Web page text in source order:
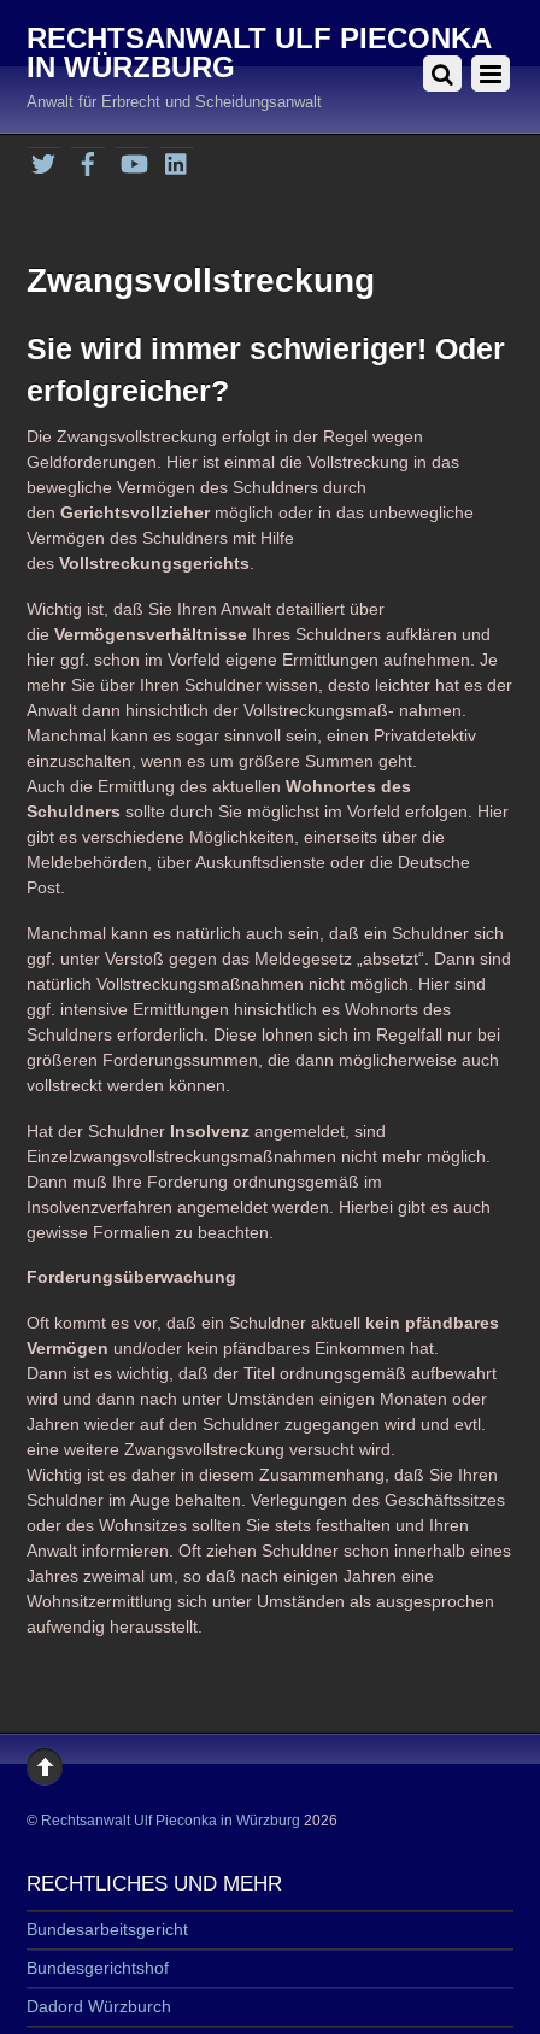
RECHTSANWALT ULF PIECONKA
IN WÜRZBURG
Anwalt für Erbrecht und Scheidungsanwalt
Twitter FacebookYouTube
Zwangsvollstreckung
Sie wird immer schwieriger! Oder
erfolgreicher?
Die Zwangsvollstreckung erfolgt in der Regel wegen
Geldforderungen. Hier ist einmal die Vollstreckung in das
bewegliche Vermögen des Schuldners durch
denGerichtsvollziehermöglich oder in das unbewegliche
Vermögen des Schuldners mit Hilfe
desVollstreckungsgerichts.
Wichtig ist, daß Sie Ihren Anwalt detailliert über
dieVermögensverhältnisse Ihres Schuldners aufklären und
hier ggf. schon im Vorfeld eigene Ermittlungen aufnehmen. Je
mehr Sie über Ihren Schuldner wissen, desto leichter hat es der
Anwalt dann hinsichtlich der Vollstreckungsmaß- nahmen.
Manchmal kann es sogar sinnvoll sein, einen Privatdetektiv
einzuschalten, wenn es um größere Summen geht.
Auch die Ermittlung des aktuellenWohnortes des
Schuldners sollte durch Sie möglichst im Vorfeld erfolgen. Hier
gibt es verschiedene Möglichkeiten, einerseits über die
Meldebehörden, über Auskunftsdienste oder die Deutsche
Post.
Manchmal kann es natürlich auch sein, daß ein Schuldner sich
ggf. unter Verstoß gegen das Meldegesetz „absetzt“. Dann sind
natürlich Vollstreckungsmaßnahmen nicht möglich. Hier sind
ggf. intensive Ermittlungen hinsichtlich es Wohnorts des
Schuldners erforderlich. Diese lohnen sich im Regelfall nur bei
größeren Forderungssummen, die dann möglicherweise auch
vollstreckt werden können.
Hat der Schuldner Insolvenz angemeldet, sind
Einzelzwangsvollstreckungsmaßnahmen nicht mehr möglich.
Dann muß Ihre Forderung ordnungsgemäß im
Insolvenzverfahren angemeldet werden. Hierbei gibt es auch
gewisse Formalien zu beachten.
Forderungsüberwachung
Oft kommt es vor, daß ein Schuldner aktuell kein pfändbares
Vermögen und/oder kein pfändbares Einkommen hat.
Dann ist es wichtig, daß der Titel ordnungsgemäß aufbewahrt
wird und dann nach unter Umständen einigen Monaten oder
Jahren wieder auf den Schuldner zugegangen wird und evtl.
eine weitere Zwangsvollstreckung versucht wird.
Wichtig ist es daher in diesem Zusammenhang, daß Sie Ihren
Schuldner im Auge behalten. Verlegungen des Geschäftssitzes
oder des Wohnsitzes sollten Sie stets festhalten und Ihren
Anwalt informieren. Oft ziehen Schuldner schon innerhalb eines
Jahres zweimal um, so daß nach einigen Jahren eine
Wohnsitzermittlung sich unter Umständen als ausgesprochen
aufwendig herausstellt.
© Rechtsanwalt Ulf Pieconka in Würzburg 2026
RECHTLICHES UND MEHR
Bundesarbeitsgericht
Bundesgerichtshof
Dadord Würzburch